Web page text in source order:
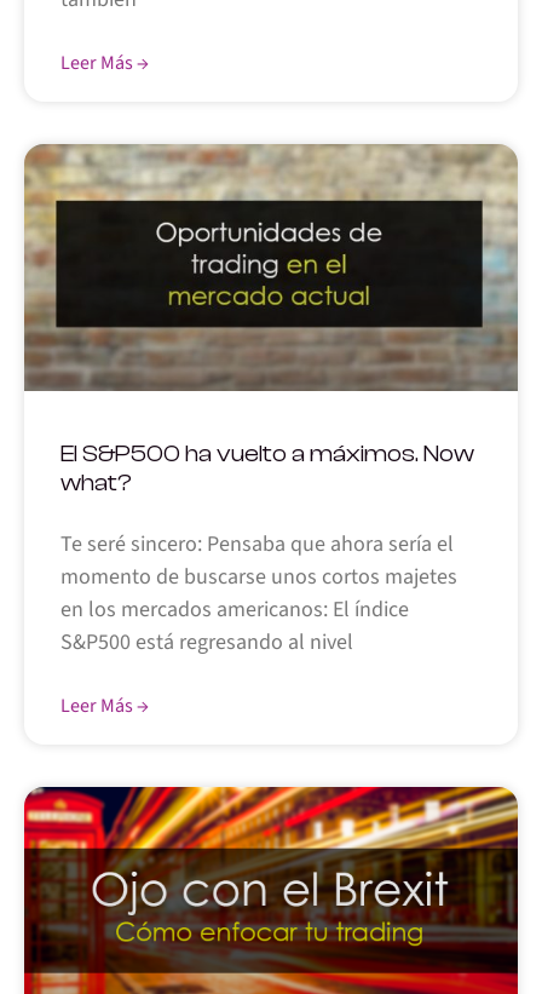
Leer Más →
El S&P500 ha vuelto a máximos. Now
what?
Te seré sincero: Pensaba que ahora sería el
momento de buscarse unos cortos majetes
en los mercados americanos: El índice
S&P500 está regresando al nivel
Leer Más →